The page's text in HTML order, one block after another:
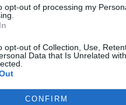
opt-out of processing my
opt-out of Collection, Use,
Data that Is Unrelated
CONFIRM
ότι η πρακτική αυτή
κάτω από το
ντυσίματος,
υπνόσακους για να
σταθερή.